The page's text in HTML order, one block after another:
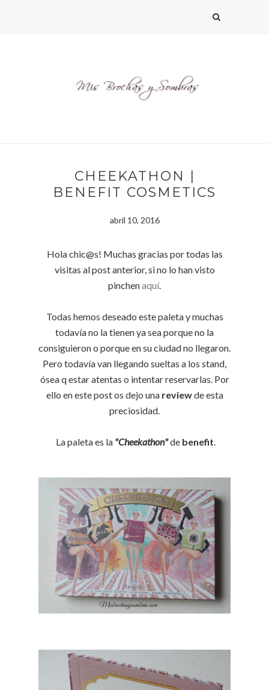
CHEEKATHON |
BENEFIT COSMETICS
abril 10, 2016
Hola chic@s! Muchas gracias por todas las
visitas al post anterior, si no lo han visto
pinchenaquí.
Todas hemos deseado este paleta y muchas
todavía no la tienen ya sea porque no la
consiguieron o porque en su ciudad no llegaron.
Pero todavía van llegando sueltas a los stand,
ósea q estar atentas o intentar reservarlas. Por
ello en este post os dejo una reviewde esta
preciosidad.
La paleta es la "Cheekathon"de benefit.